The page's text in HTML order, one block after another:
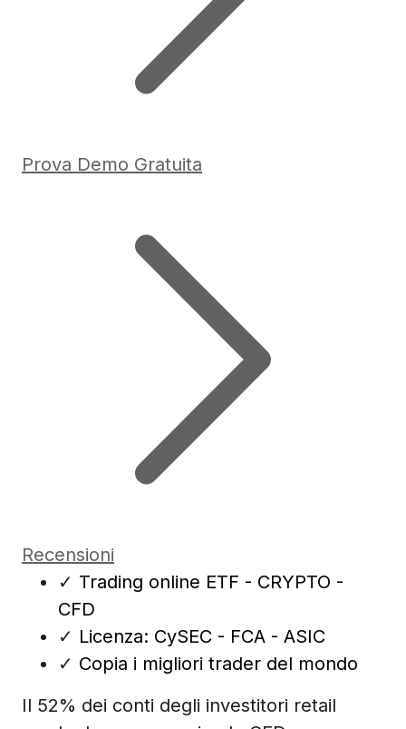
Prova Demo Gratuita
Recensioni
✓ Trading online ETF - CRYPTO -
CFD
✓ Licenza: CySEC - FCA - ASIC
✓ Copia i migliori trader del mondo
Il 52% dei conti degli investitori retail